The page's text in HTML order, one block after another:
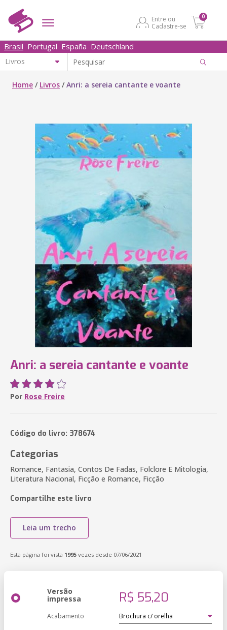
Entre ou
Cadastre-se
0
Brasil Portugal España Deutschland
Home / Livros /Anri: a sereia cantante e voante
Anri: a sereia cantante e voante
Por Rose Freire
Código do livro: 378674
Categorias
Romance, Fantasia, Contos De Fadas, Folclore E Mitologia,
Literatura Nacional, Ficção e Romance, Ficção
Compartilhe este livro
Leia um trecho
Esta página foi vista 1995 vezes desde 07/06/2021
Versão
impressa R$ 55,20
Acabamento